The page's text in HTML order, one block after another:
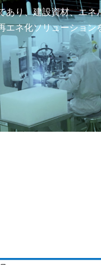
あり、建設資材、エ
エネ化ソリューショ